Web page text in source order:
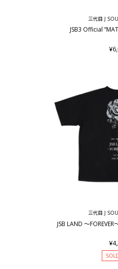
三代目 J
JSB3 Official
三代目 J
JSB LAND ～